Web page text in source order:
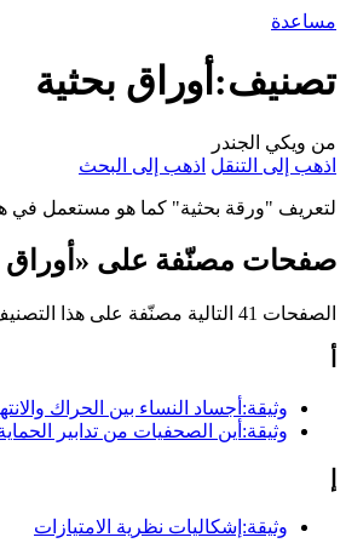
مساعدة
تصنيف:أوراق بحثية
من ويكي الجندر
اذهب إلى التنقل اذهب إلى البحث
لتعريف "ورقة بحثية" كما هو مستعمل في
صفحات مصنّفة على «أوراق
الصفحات 41 التالية مصنّفة على هذا التصنيف، من إجمالي 41.
وثيقة:أجساد النساء بين الحراك
وثيقة:أين الصحفيات من تدابير
وثيقة:إشكاليات نظرية الامتيازات